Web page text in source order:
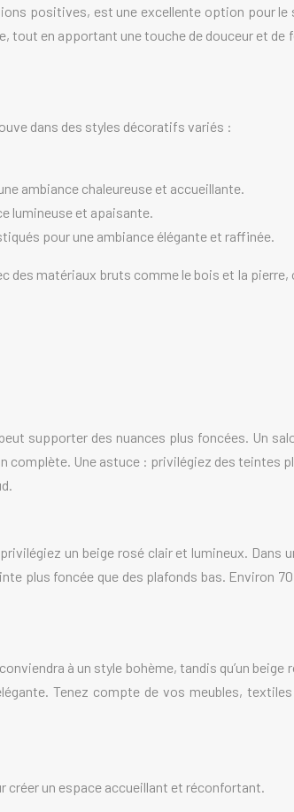
positives, est une excellente option pour
en apportant une touche de douceur et de
dans des styles décoratifs variés :
ambiance chaleureuse et accueillante.
lumineuse et apaisante.
pour une ambiance élégante et raffinée.
matériaux bruts comme le bois et la
supporter des nuances plus foncées. Un
Une astuce : privilégiez des teintes
un beige rosé clair et lumineux. Dans
plus foncée que des plafonds bas. Environ
à un style bohème, tandis qu’un beige
Tenez compte de vos meubles,
créer un espace accueillant et réconfortant.